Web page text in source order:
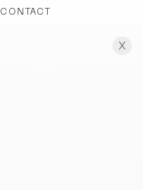
CONTACT
X